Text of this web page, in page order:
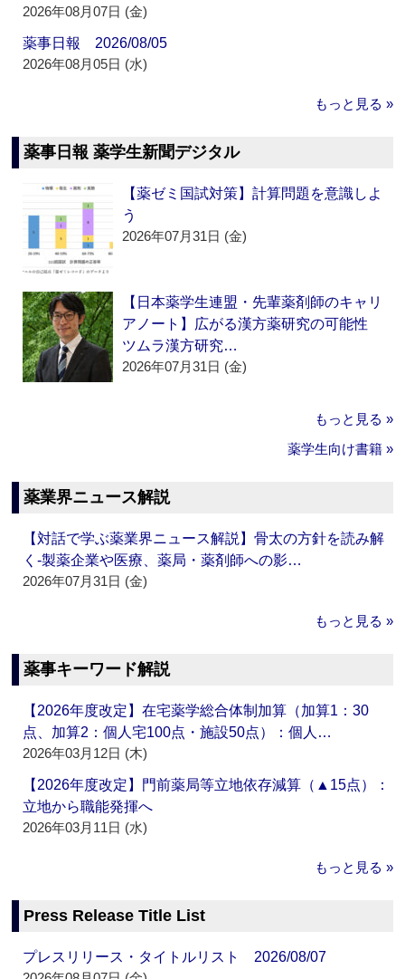
2026年08月07日 (金)
薬事日報 2026/08/05
2026年08月05日 (水)
もっと見る »
薬事日報 薬学生新聞デジタル
【薬ゼミ国試対策】計算問題を意識しよ
う
2026年07月31日 (金)
【日本薬学生連盟・先輩薬剤師のキャリ
アノート】広がる漢方薬研究の可能性
ツムラ漢方研究…
2026年07月31日 (金)
もっと見る »
薬学生向け書籍 »
薬業界ニュース解説
【対話で学ぶ薬業界ニュース解説】骨太の方針を読み解
く‐製薬企業や医療、薬局・薬剤師への影…
2026年07月31日 (金)
もっと見る »
薬事キーワード解説
【2026年度改定】在宅薬学総合体制加算（加算1：30
点、加算2：個人宅100点・施設50点）：個人…
2026年03月12日 (木)
【2026年度改定】門前薬局等立地依存減算（▲15点）：
立地から職能発揮へ
2026年03月11日 (水)
もっと見る »
Press Release Title List
プレスリリース・タイトルリスト 2026/08/07